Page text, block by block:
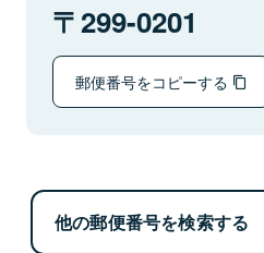
299-0201
郵便番号をコピーする
他の郵便番号を検索する